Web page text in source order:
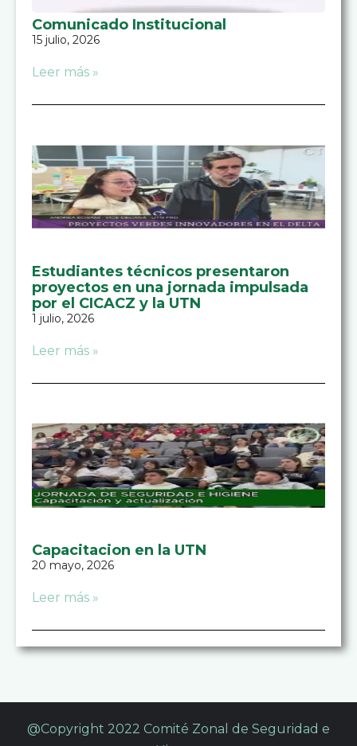
Comunicado Institucional
15 julio, 2026
Leer más »
Estudiantes técnicos presentaron
proyectos en una jornada impulsada
por el CICACZ y la UTN
1 julio, 2026
Leer más »
Capacitacion en la UTN
20 mayo, 2026
Leer más »
@Copyright 2022 Comité Zonal de Seguridad e